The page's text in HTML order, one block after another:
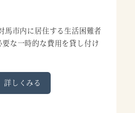
馬市内に居住する生活困難者
な一時的な費用を貸し付け
詳しくみる